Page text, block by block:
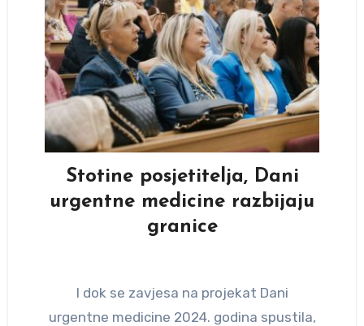
Stotine posjetitelja, Dani
urgentne medicine razbijaju
granice
I dok se zavjesa na projekat Dani
urgentne medicine 2024. godina spustila,